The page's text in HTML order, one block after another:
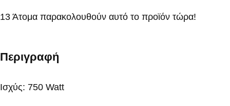
13 Άτομα παρακολουθούν αυτό το προϊόν τώρα!
Περιγραφή
Ισχύς: 750 Watt